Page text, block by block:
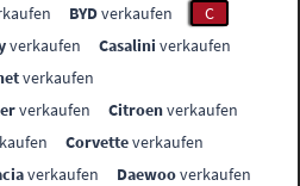
BYDverkaufen
C
verkaufen Casalini verkaufen
verkaufen
verkaufen Citroenverkaufen
Corvetteverkaufen
verkaufen Daewooverkaufen